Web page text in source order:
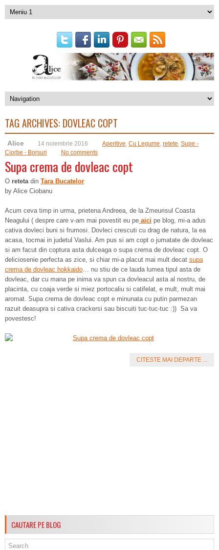
TAG ARCHIVES: DOVLEAC COPT
Alice 14 noiembrie 2016 Aperitive, Cu Legume, retete, Supe -
Ciorbe - Borsuri
No comments
Supa crema de dovleac copt
O retetadin Tara Bucatelor
by Alice Ciobanu
Acum ceva timp in urma, prietena Andreea, de la Zmeurisul Coasta
Neagului ( despre care v-am mai povestit eu pe aici pe blog, mi-a adus
cativa dovleci buni si frumosi. Dovleci crescuti cu drag de natura, la ea
acasa, tocmai in judetul Vaslui. Am pus si am copt o jumatate de dovleac
si am facut din coptura asta dulceaga o supa crema de dovleac copt. O
deliciosenie perfecta as zice, si chiar mi-a placut mai mult decat supa
crema de dovleac hokkaido… nu stiu de ce lauda lumea tipul asta de
dovleac, dar cu mana pe inima va spun ca dovleacul asta al nostru, de
placinta, cu coaja verde si miez portocaliu si catifelat, e mult, mult mai
aromat. Supa crema de dovleac copt e minunata cu putin parmezan
razuit deasupra si cativa crackersi sau biscuiti tuc-tuc-tuc :)) Sa va
povestesc!
CITESTE MAI DEPARTE ...
CAUTARE PE BLOG